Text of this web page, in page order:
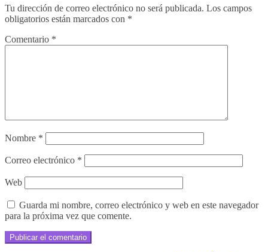
Tu dirección de correo electrónico no será publicada. Los campos
obligatorios están marcados con *
Comentario *
Nombre *
Correo electrónico *
Web
Guarda mi nombre, correo electrónico y web en este navegador
para la próxima vez que comente.